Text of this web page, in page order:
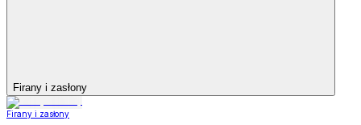
Firany i zasłony
Firany i zasłony